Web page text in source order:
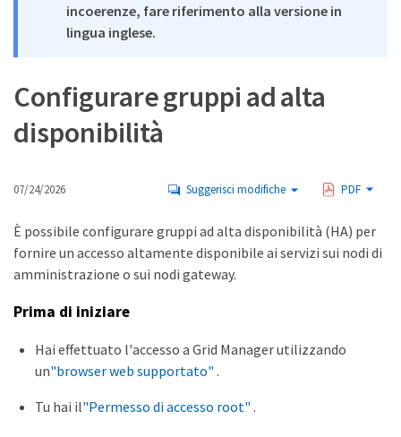
incoerenze, fare riferimento alla versione in
lingua inglese.
Configurare gruppi ad alta
disponibilità
07/24/2026 Suggerisci modifiche PDF
È possibile configurare gruppi ad alta disponibilità (HA) per
fornire un accesso altamente disponibile ai servizi sui nodi di
amministrazione o sui nodi gateway.
Prima di iniziare
Hai effettuato l'accesso a Grid Manager utilizzando
un"browser web supportato" .
Tu hai il"Permesso di accesso root" .